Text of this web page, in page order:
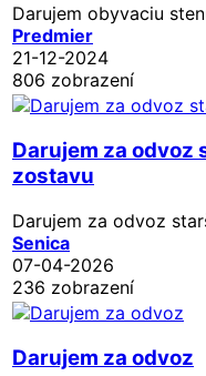
Darujem obyvaciu
Predmier
21-12-2024
806 zobrazení
Darujem za odvoz
zostavu
Darujem za odvoz
Senica
07-04-2026
236 zobrazení
Darujem za odvoz